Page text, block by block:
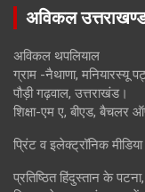
अविकल
अविकल थपलियाल
ग्राम -नैथाणा, मनियारस्यू
पौड़ी गढ़वाल, उत्तराखंड।
शिक्षा-एम ए, बीएड, बैचलर
प्रिंट व इलेक्ट्रॉनिक
प्रतिष्ठित हिंदुस्तान के